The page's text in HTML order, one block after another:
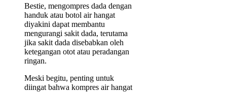
Bestie, mengompres dada dengan
handuk atau botol air hangat
diyakini dapat membantu
mengurangi sakit dada, terutama
jika sakit dada disebabkan oleh
ketegangan otot atau peradangan
ringan.
Meski begitu, penting untuk
diingat bahwa kompres air hangat